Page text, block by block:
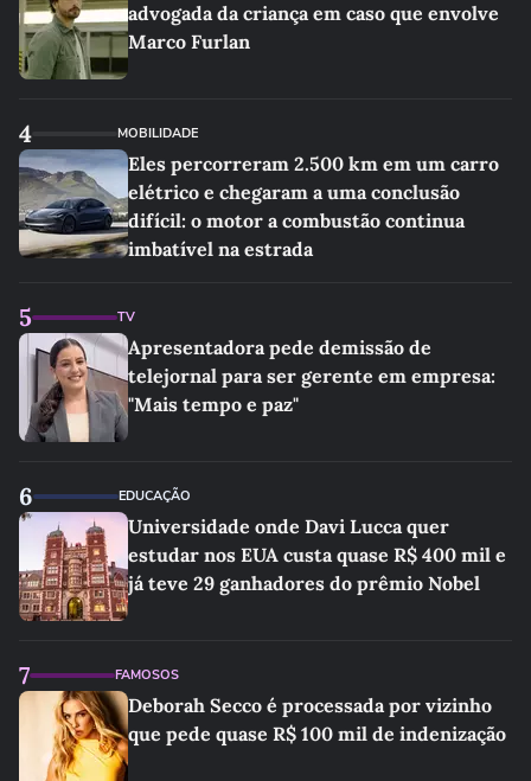
advogada da criança em caso que envolve
Marco Furlan
4 MOBILIDADE
Eles percorreram 2.500 km em um carro
elétrico e chegaram a uma conclusão
difícil: o motor a combustão continua
imbatível na estrada
5 TV
Apresentadora pede demissão de
telejornal para ser gerente em empresa:
"Mais tempo e paz"
6 EDUCAÇÃO
Universidade onde Davi Lucca quer
estudar nos EUA custa quase R$ 400 mil e
já teve 29 ganhadores do prêmio Nobel
7 FAMOSOS
Deborah Secco é processada por vizinho
que pede quase R$ 100 mil de indenização